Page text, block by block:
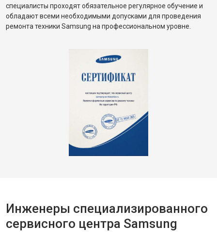
специалисты проходят обязательное регулярное обучение и
обладают всеми необходимыми допусками для проведения
ремонта техники Samsung на профессиональном уровне.
Инженеры специализированного
сервисного центра Samsung